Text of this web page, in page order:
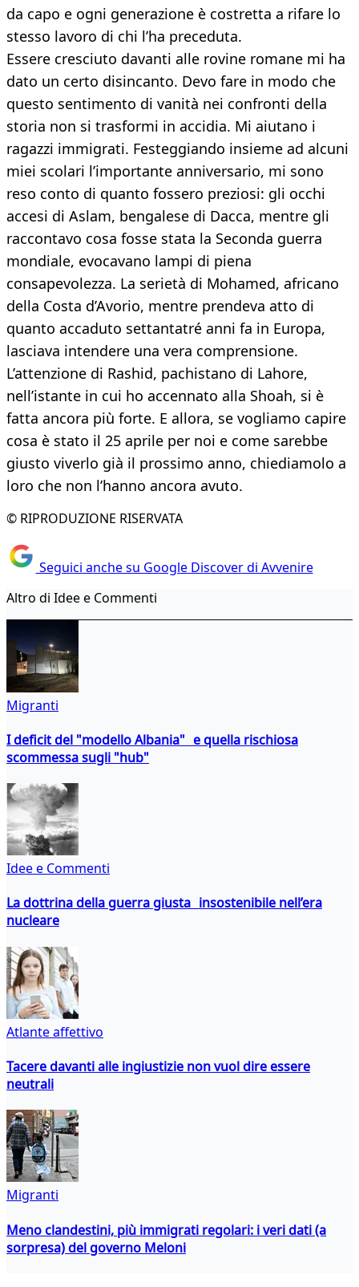
da capo e ogni generazione è costretta a rifare lo
stesso lavoro di chi l’ha preceduta.
Essere cresciuto davanti alle rovine romane mi ha
dato un certo disincanto. Devo fare in modo che
questo sentimento di vanità nei confronti della
storia non si trasformi in accidia. Mi aiutano i
ragazzi immigrati. Festeggiando insieme ad alcuni
miei scolari l’importante anniversario, mi sono
reso conto di quanto fossero preziosi: gli occhi
accesi di Aslam, bengalese di Dacca, mentre gli
raccontavo cosa fosse stata la Seconda guerra
mondiale, evocavano lampi di piena
consapevolezza. La serietà di Mohamed, africano
della Costa d’Avorio, mentre prendeva atto di
quanto accaduto settantatré anni fa in Europa,
lasciava intendere una vera comprensione.
L’attenzione di Rashid, pachistano di Lahore,
nell’istante in cui ho accennato alla Shoah, si è
fatta ancora più forte. E allora, se vogliamo capire
cosa è stato il 25 aprile per noi e come sarebbe
giusto viverlo già il prossimo anno, chiediamolo a
loro che non l’hanno ancora avuto.
© RIPRODUZIONE RISERVATA
Seguici anche su Google Discover di Avvenire
Altro di Idee e Commenti
Migranti
I deficit del "modello Albania" e quella rischiosa
scommessa sugli "hub"
Idee e Commenti
La dottrina della guerra giusta insostenibile nell’era
nucleare
Atlante affettivo
Tacere davanti alle ingiustizie non vuol dire essere
neutrali
Migranti
Meno clandestini, più immigrati regolari: i veri dati (a
sorpresa) del governo Meloni